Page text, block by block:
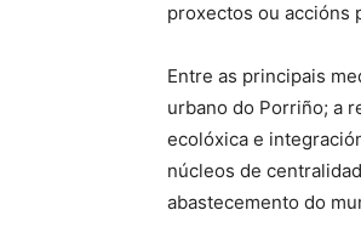
proxectos ou accións
Entre as principais
urbano do Porriño; a
ecolóxica e
núcleos de
abastecemento do